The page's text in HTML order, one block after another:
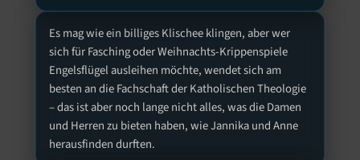
Es mag wie ein billiges Klischee klingen, aber wer
sich für Fasching oder Weihnachts-Krippenspiele
Engelsflügel ausleihen möchte, wendet sich am
besten an die Fachschaft der Katholischen Theologie
– das ist aber noch lange nicht alles, was die Damen
und Herren zu bieten haben, wie Jannika und Anne
herausfinden durften.